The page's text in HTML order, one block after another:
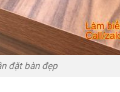
đặt bàn đẹp